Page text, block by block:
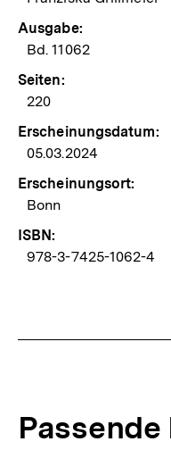
Ausgabe:
Bd. 11062
Seiten:
220
Erscheinungsdatum:
05.03.2024
Erscheinungsort:
Bonn
ISBN:
978-3-7425-1062-4